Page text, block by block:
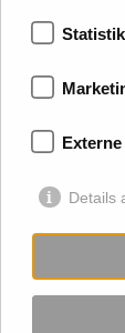
Stuttgart
Statistik
Details